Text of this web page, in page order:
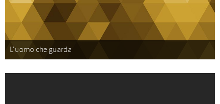
L'uomo che guarda